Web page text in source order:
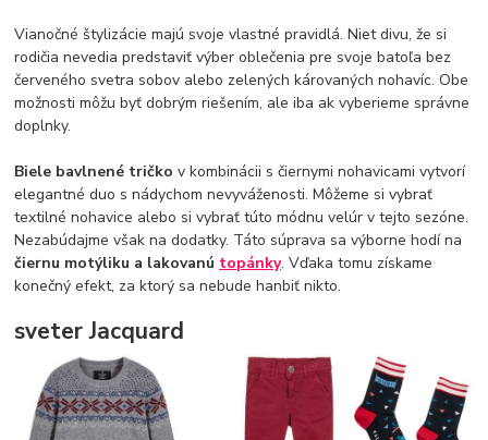
Vianočné štylizácie majú svoje vlastné pravidlá. Niet divu, že si
rodičia nevedia predstaviť výber oblečenia pre svoje batoľa bez
červeného svetra sobov alebo zelených károvaných nohavíc. Obe
možnosti môžu byť dobrým riešením, ale iba ak vyberieme správne
doplnky.
Biele bavlnené tričkov kombinácii s čiernymi nohavicami vytvorí
elegantné duo s nádychom nevyváženosti. Môžeme si vybrať
textilné nohavice alebo si vybrať túto módnu velúr v tejto sezóne.
Nezabúdajme však na dodatky. Táto súprava sa výborne hodí na
čiernu motýliku a lakovanú topánky. Vďaka tomu získame
konečný efekt, za ktorý sa nebude hanbiť nikto.
sveter Jacquard